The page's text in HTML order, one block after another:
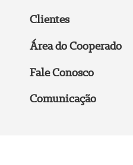
Clientes
Área do Cooperado
Fale Conosco
Comunicação